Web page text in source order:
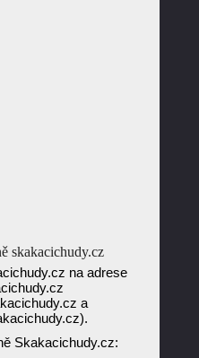
skakacichudy.cz
na adrese
a
Skakacichudy.cz: